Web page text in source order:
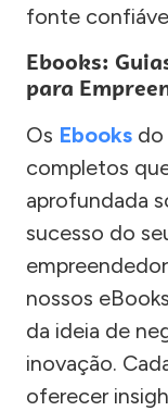
fonte
Ebooks:
para
Os Ebooks do
completos
aprofundada
sucesso do
nossos
da ideia de
inovação.
oferecer